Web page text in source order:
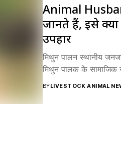
Animal
जानते हैं, इसे क्यों
उपहार
मिथुन पालन स्थानीय
मिथुन पालक के सामाजिक
BYLIVESTOCK ANIMAL